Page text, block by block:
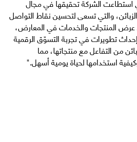
استطاعت الشركة تحقيقها في مجال
والتي تسعى لتحسين نقاط التواصل
المنتجات والخدمات في المعارض،
تطويرات في تجربة التسوّق الرقمية
من التفاعل مع منتجاتها، مما
استخدامها لحياة يومية أسهل."